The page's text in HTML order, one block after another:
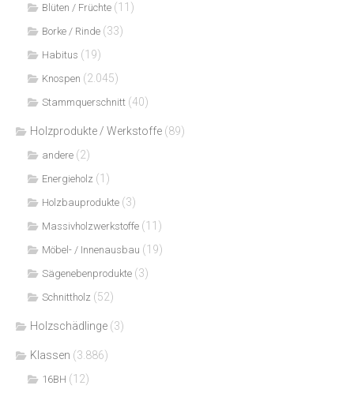
Blüten / Früchte (11)
Borke / Rinde (33)
Habitus (19)
Knospen (2.045)
Stammquerschnitt (40)
Holzprodukte / Werkstoffe (89)
andere (2)
Energieholz (1)
Holzbauprodukte (3)
Massivholzwerkstoffe (11)
Möbel- / Innenausbau (19)
Sägenebenprodukte (3)
Schnittholz (52)
Holzschädlinge (3)
Klassen (3.886)
16BH (12)